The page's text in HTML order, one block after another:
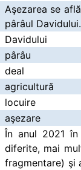
Aşezarea se
pârâul Davidului.
Davidului
pârâu
deal
agricultură
locuire
aşezare
În anul 2021
diferite, mai
fragmentare) şi